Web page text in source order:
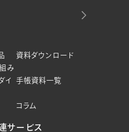
み
資料ダウンロード
イ
手帳資料一覧
コラム
サービス